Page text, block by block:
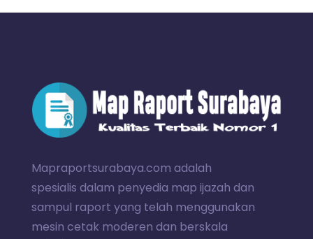
Mapraportsurabaya.com adalah
spesialis dalam penyedia map ijazah dan
sampul raport yang telah menggunakan
mesin cetak moderen dan berskala